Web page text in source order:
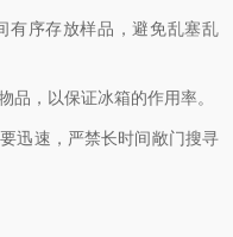
序存放样品，避免乱塞乱
，以保证冰箱的作用率。
速，严禁长时间敞门搜寻